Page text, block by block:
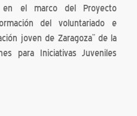
en el marco del Proyecto
del voluntariado e
joven de Zaragoza” de la
para Iniciativas Juveniles